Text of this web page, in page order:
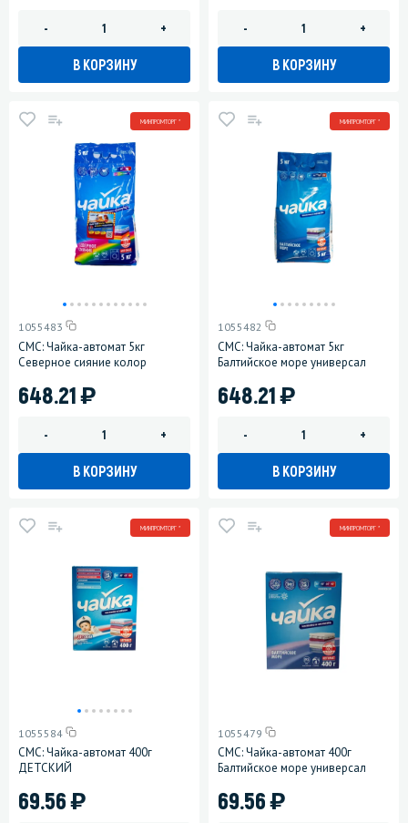
- +
В КОРЗИНУ
- +
В КОРЗИНУ
МИНПРОМТОРГ *
1055483
СМС: Чайка-автомат 5кг
Северное сияние колор
648.21)
- +
В КОРЗИНУ
МИНПРОМТОРГ *
1055482
СМС: Чайка-автомат 5кг
Балтийское море универсал
648.21)
- +
В КОРЗИНУ
МИНПРОМТОРГ *
1055584
СМС: Чайка-автомат 400г
ДЕТСКИЙ
69.56)
МИНПРОМТОРГ *
1055479
СМС: Чайка-автомат 400г
Балтийское море универсал
69.56)